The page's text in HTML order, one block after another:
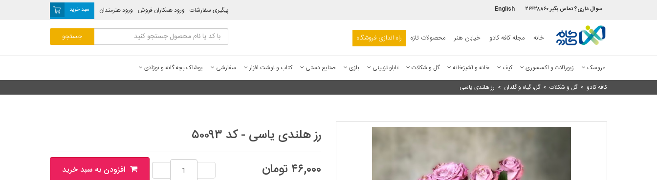
سبد خرید ورود هنرمندان ورود همکاران فروش پیگیری سفارشات سوال داری؟ تماس بگیر ۲۶۴۲۸۸۶۰ English
خانه مجله کافه کادو خیابان هنر محصولات تازه راه اندازی فروشگاه
عروسک زیورآلات و اکسسوری کیف خانه و آشپزخانه گل و شکلات تابلو تزیینی بازی صنایع دستی کتاب و نوشت افزار سفارشی
پوشاک بچه گانه و نوزادی
کافه کادو >گل و شکلات >گل، گیاه و گلدان > رز هلندی یاسی
رز هلندی یاسی - کد ۵۰۰۹۳
افزودن به سبد خرید ۴۶,۰۰۰ تومان